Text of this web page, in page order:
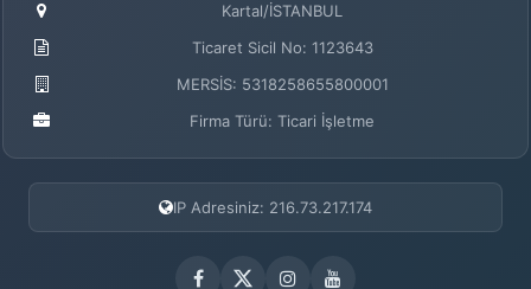
Kartal/İSTANBUL
Ticaret Sicil No: 1123643
MERSİS: 5318258655800001
Firma Türü: Ticari İşletme
IP Adresiniz: 216.73.217.174